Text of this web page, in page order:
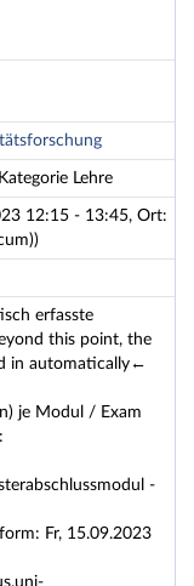
Lehre
12:15 - 13:45, Ort:
erfasste
this point, the
in automatically←
je Modul / Exam
-
Fr, 15.09.2023